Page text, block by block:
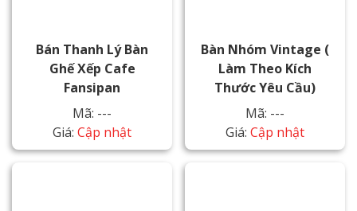
Bán Thanh Lý Bàn
Ghế Xếp Cafe
Fansipan
Mã: ---
Giá: Cập nhật
Bàn Nhóm Vintage (
Làm Theo Kích
Thước Yêu Cầu)
Mã: ---
Giá: Cập nhật